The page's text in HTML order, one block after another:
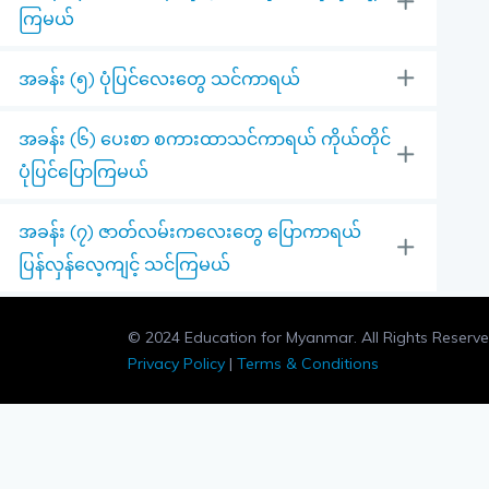
ကြမယ်
အခန်း (၅) ပုံပြင်လေးတွေ သင်ကာရယ်
အခန်း (၆) ပေးစာ စကားထာသင်ကာရယ် ကိုယ်တိုင်
ပုံပြင်ပြောကြမယ်
အခန်း (၇) ဇာတ်လမ်းကလေးတွေ ပြောကာရယ်
ပြန်လှန်လေ့ကျင့် သင်ကြမယ်
© 2024 Education for Myanmar. All Rights
Privacy Policy | Terms & Conditions